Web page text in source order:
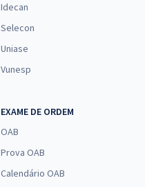
Idecan
Selecon
Uniase
Vunesp
EXAME DE ORDEM
OAB
Prova OAB
Calendário OAB